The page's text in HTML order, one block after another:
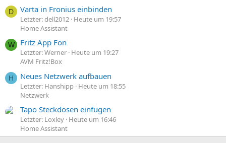
D Varta in Fronius einbinden
Letzter: dell2012 Heute um 19:57
Home Assistant
W Fritz App Fon
Letzter: Werner Heute um 19:27
AVM Fritz!Box
H Neues Netzwerk aufbauen
Letzter: Hanshipp Heute um 18:55
Netzwerk
Tapo Steckdosen einfügen
Letzter: Loxley Heute um 16:46
Home Assistant